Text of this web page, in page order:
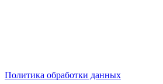
Политика обработки данных